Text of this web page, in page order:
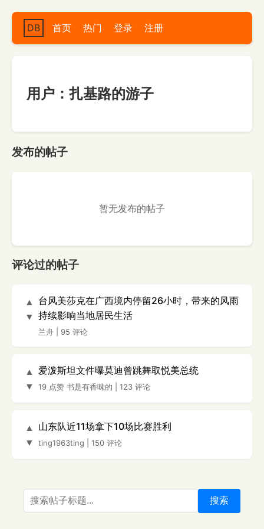
DB 首页 热门 登录 注册
用户：扎基路的游子
发布的帖子
暂无发布的帖子
评论过的帖子
▲
▼
台风美莎克在广西境内停留26小时，带来的风雨
持续影响当地居民生活
兰舟 95 评论
▲
▼
爱泼斯坦文件曝莫迪曾跳舞取悦美总统
19 点赞 书是有香味的 123 评论
▲
▼
山东队近11场拿下10场比赛胜利
ting1963ting 150 评论
搜索